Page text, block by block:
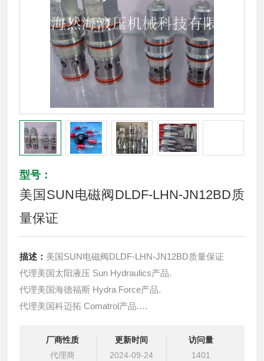
型号：
美国SUN电磁阀DLDF-LHN-JN12BD质
量保证
描述： 美国SUN电磁阀DLDF-LHN-JN12BD质量保证
代理美国太阳液压 Sun Hydraulics产品.
代理美国海德福斯 Hydra Force产品.
代理美国科迈拓 Comatrol产品.
提供油路系统设计,油路块设计,阀块设计与选型
液压油缸，经销力士乐、派克、中国台湾北部等液压元件
厂商性质
代理商
更新时间
2024-09-24
访问量
1401